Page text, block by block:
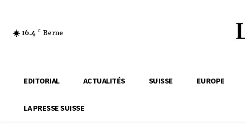
16.4 C Berne
EDITORIAL ACTUALITÉS SUISSE EUROPE
LA PRESSE SUISSE